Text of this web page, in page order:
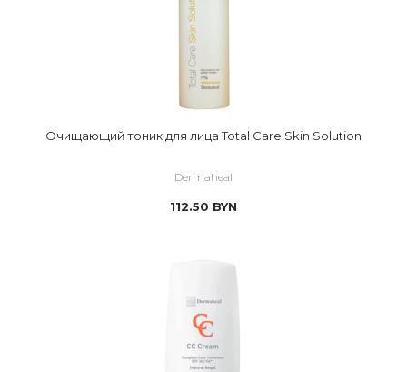
Очищающий тоник для лица Total Care Skin Solution
Dermaheal
112.50 BYN